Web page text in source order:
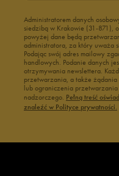
Administratorem danych
siedzibą w Krakowie (31-871),
powyżej dane będą
administratora, za który uważa
Podając swój adres mailowy
handlowych. Podanie danych
otrzymywania newslettera.
przetwarzania, a także żądania
lub ograniczenia
nadzorczego. Pełną treść
znaleźć w Polityce prywatności.